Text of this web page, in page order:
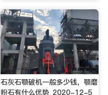
石灰石颚破机一般多少钱，颚磨
粉石有什么优势_2020-12-5